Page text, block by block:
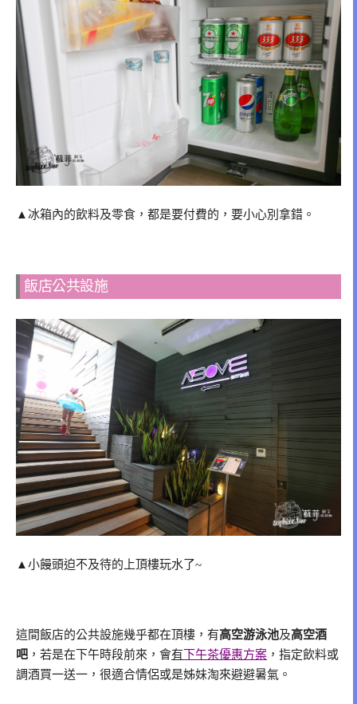
▲冰箱內的飲料及零食，都是要付費的，要小心別拿錯。
飯店公共設施
▲小饅頭迫不及待的上頂樓玩水了~
這間飯店的公共設施幾乎都在頂樓，有高空游泳池及高空酒
吧 ，若是在下午時段前來，會有下午茶優惠方案 ，指定飲料或
調酒買一送一，很適合情侶或是姊妹淘來避避暑氣。